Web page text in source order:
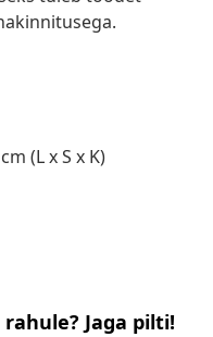
(L x S x K)
Jaga pilti!